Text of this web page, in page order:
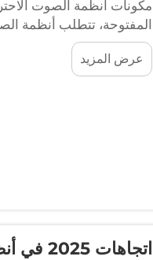
مكونات أنظمة الصوت
تكمن التحديات في البيئات
عرض المزيد
اتجاهات 2025 في أنظمة الصوت الاحترافية (PA)